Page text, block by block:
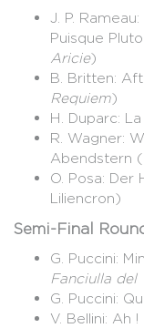
J. P.
Puisque
Aricie)
B. Britten:
Requiem)
H. Duparc:
R. Wagner:
Abendstern (
O. Posa: Der
Liliencron)
Semi-Final
G. Puccini:
Fanciulla del
G. Puccini:
V. Bellini: Ah